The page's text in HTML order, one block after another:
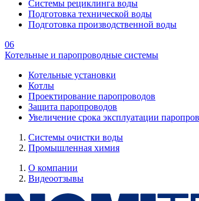
Системы рециклинга воды
Подготовка технической воды
Подготовка производственной воды
06
Котельные и паропроводные системы
Котельные установки
Котлы
Проектирование паропроводов
Защита паропроводов
Увеличение срока эксплуатации
Системы очистки воды
Промышленная химия
О компании
Видеоотзывы